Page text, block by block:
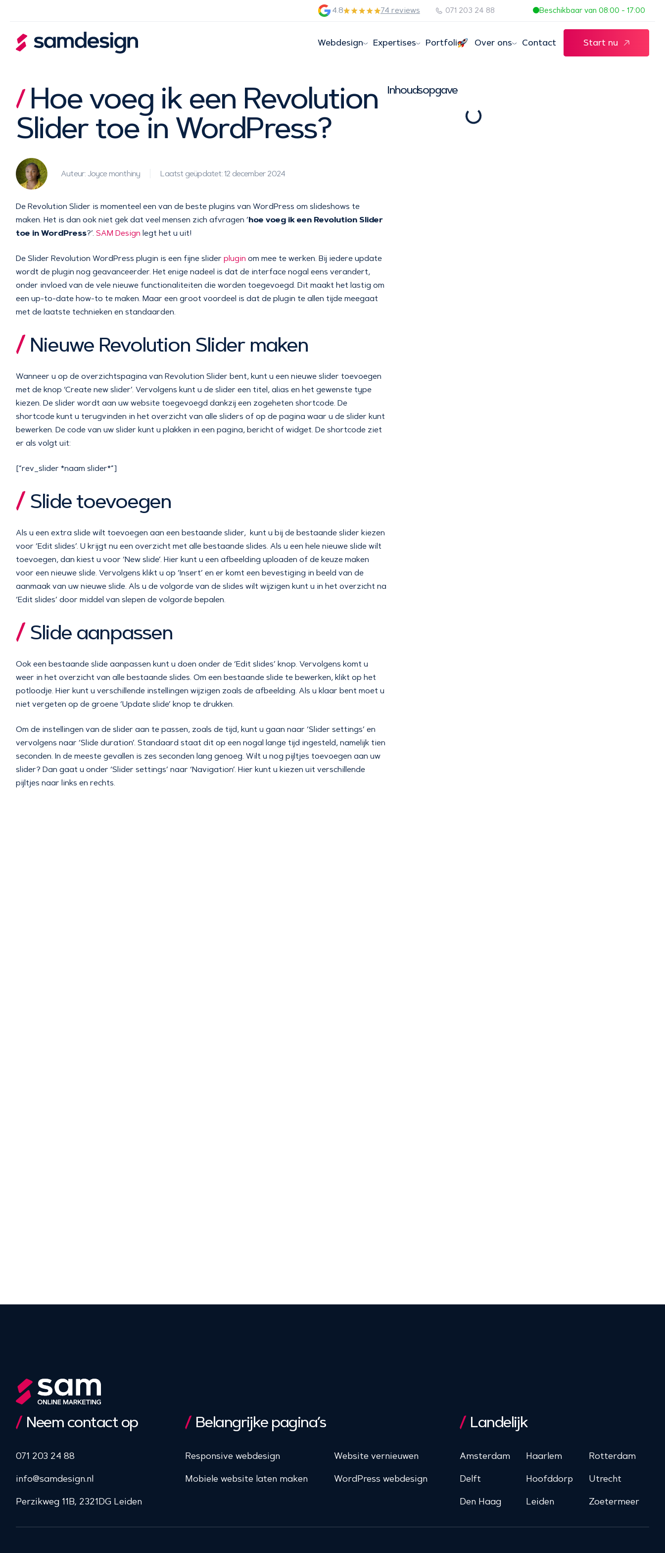
4.8 74 reviews 071 203 24 88 Beschikbaar van 08:00 - 17:00
Webdesign Expertises Portfolio Over ons Contact Start nu
Hoe voeg ik een Revolution
Slider toe in WordPress?
Auteur: Joyce monthiny Laatst geüpdatet: 12 december 2024
De Revolution Slider is momenteel een van de beste plugins van WordPress om slideshows te
maken. Het is dan ook niet gek dat veel mensen zich afvragen ‘hoe voeg ik een Revolution Slider
toe in WordPress?’. SAM Design legt het u uit!
De Slider Revolution WordPress plugin is een fijne slider plugin om mee te werken. Bij iedere update
wordt de plugin nog geavanceerder. Het enige nadeel is dat de interface nogal eens verandert,
onder invloed van de vele nieuwe functionaliteiten die worden toegevoegd. Dit maakt het lastig om
een up-to-date how-to te maken. Maar een groot voordeel is dat de plugin te allen tijde meegaat
met de laatste technieken en standaarden.
Nieuwe Revolution Slider maken
Wanneer u op de overzichtspagina van Revolution Slider bent, kunt u een nieuwe slider toevoegen
met de knop ‘Create new slider’. Vervolgens kunt u de slider een titel, alias en het gewenste type
kiezen. De slider wordt aan uw website toegevoegd dankzij een zogeheten shortcode. De
shortcode kunt u terugvinden in het overzicht van alle sliders of op de pagina waar u de slider kunt
bewerken. De code van uw slider kunt u plakken in een pagina, bericht of widget. De shortcode ziet
er als volgt uit:
[“rev_slider *naam slider*”]
Slide toevoegen
Als u een extra slide wilt toevoegen aan een bestaande slider, kunt u bij de bestaande slider kiezen
voor ‘Edit slides’. U krijgt nu een overzicht met alle bestaande slides. Als u een hele nieuwe slide wilt
toevoegen, dan kiest u voor ‘New slide’. Hier kunt u een afbeelding uploaden of de keuze maken
voor een nieuwe slide. Vervolgens klikt u op ‘Insert’ en er komt een bevestiging in beeld van de
aanmaak van uw nieuwe slide. Als u de volgorde van de slides wilt wijzigen kunt u in het overzicht na
‘Edit slides’ door middel van slepen de volgorde bepalen.
Slide aanpassen
Ook een bestaande slide aanpassen kunt u doen onder de ‘Edit slides’ knop. Vervolgens komt u
weer in het overzicht van alle bestaande slides. Om een bestaande slide te bewerken, klikt op het
potloodje. Hier kunt u verschillende instellingen wijzigen zoals de afbeelding. Als u klaar bent moet u
niet vergeten op de groene ‘Update slide’ knop te drukken.
Om de instellingen van de slider aan te passen, zoals de tijd, kunt u gaan naar ‘Slider settings’ en
vervolgens naar ‘Slide duration’. Standaard staat dit op een nogal lange tijd ingesteld, namelijk tien
seconden. In de meeste gevallen is zes seconden lang genoeg. Wilt u nog pijltjes toevoegen aan uw
slider? Dan gaat u onder ‘Slider settings’ naar ‘Navigation’. Hier kunt u kiezen uit verschillende
pijltjes naar links en rechts.
Inhoudsopgave
Neem contact op
071 203 24 88
info@samdesign.nl
Perzikweg 11B, 2321DG Leiden
Belangrijke pagina’s
Responsive webdesign
Mobiele website laten maken
Website vernieuwen
WordPress webdesign
Landelijk
Amsterdam
Delft
Den Haag
Haarlem
Hoofddorp
Leiden
Rotterdam
Utrecht
Zoetermeer